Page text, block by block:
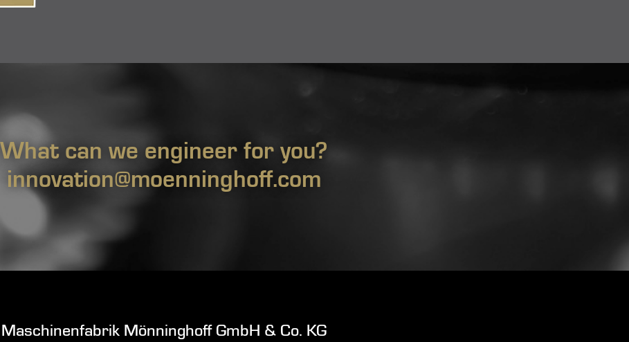
What can we engineer for you?
innovation@moenninghoff.com
Maschinenfabrik Mönninghoff GmbH & Co. KG